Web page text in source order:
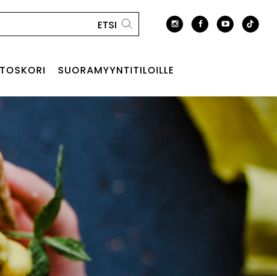
SUORAMYYNTITILOILLE